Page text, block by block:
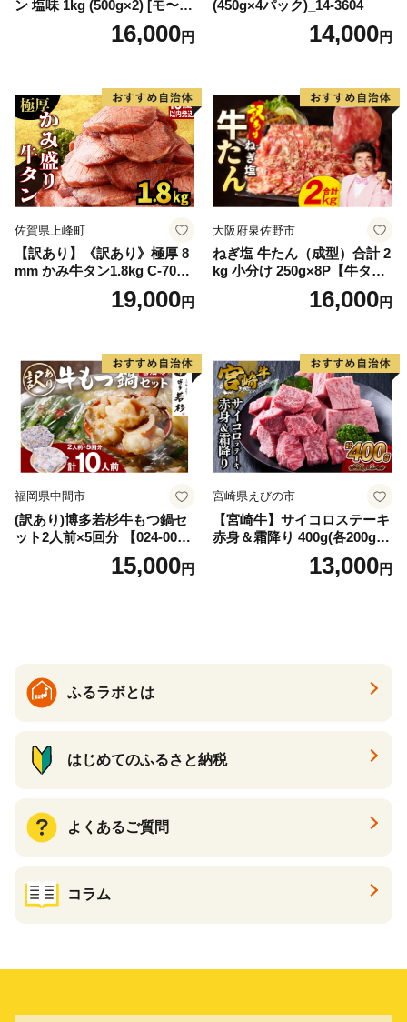
ン 塩味 1kg (500g×2) [モ〜ラ
ンド 宮城県 気仙沼市 205646
60] 肉 牛肉 精肉 牛たん 牛タ
厚切り タン
16,000円
(450g×4パック)_14-3604
14,000円
佐賀県上峰町
【訳あり】《訳あり》極厚 8
mm かみ牛タン1.8kg C-709-
19,000円
大阪府泉佐野市
ねぎ塩 牛たん（成型）合計 2
kg 小分け 250g×8P【牛タン
牛肉 焼肉用 薄切り 訳あり サ
16,000円
福岡県中間市
(訳あり)博多若杉牛もつ鍋セ
ット2人前×5回分 【024-002
15,000円
宮崎県えびの市
【宮崎牛】サイコロステーキ
赤身＆霜降り 400g(各200g×
１P 計2P) 真空パック 冷凍
13,000円
ふるラボとは
はじめてのふるさと納税
よくあるご質問
コラム